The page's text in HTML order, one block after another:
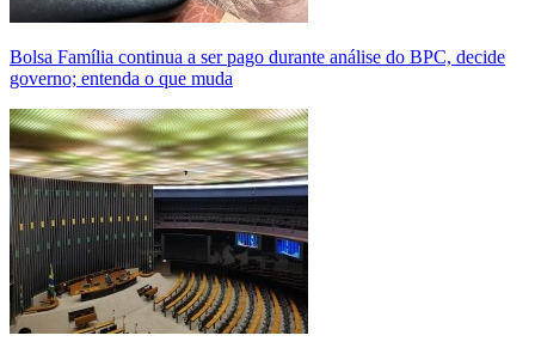
Bolsa Família continua a ser pago durante análise do BPC, decide
governo; entenda o que muda